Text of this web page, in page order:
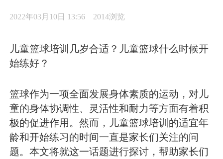
2022年03月10日 13:56 2014浏览
儿童篮球培训几岁合适？儿童篮球什么时候开
始练好？
篮球作为一项全面发展身体素质的运动，对儿
童的身体协调性、灵活性和耐力等方面有着积
极的促进作用。然而，儿童篮球培训的适宜年
龄和开始练习的时间一直是家长们关注的问
题。本文将就这一话题进行探讨，帮助家长们